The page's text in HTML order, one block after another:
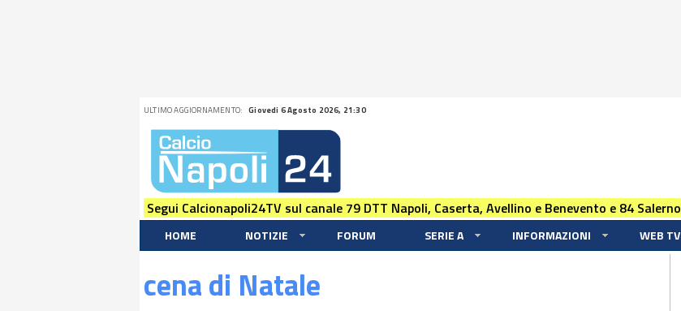
ULTIMO AGGIORNAMENTO: Giovedi 6 Agosto 2026, 21:30
Segui Calcionapoli24TV sul canale 79 DTT Napoli, Caserta, Avellino e Benevento e 84 Salerno
HOME NOTIZIE FORUM SERIE A INFORMAZIONI WEB TV
cena di Natale